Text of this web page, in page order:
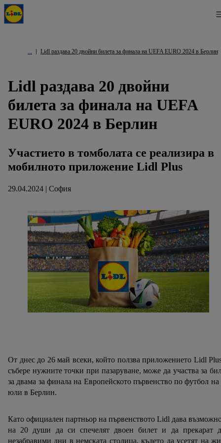
Lidl раздава 20 двойни билета за финала на UEFA EURO 2024 в Берлин
Lidl раздава 20 двойни
билета за финала на UEFA
EURO 2024 в Берлин
Участието в томболата се реализира в
мобилното приложение Lidl Plus
29.04.2024 | София
От днес до 26 май всеки, който ползва приложението Lidl
събере нужните точки при пазаруване, може да участва за
за двама за финала на Европейското първенство по футбол на
юли в Берлин.
Като официален партньор на първенството Lidl дава
на 20 души да си спечелят двоен билет и да прекарат
незабравими дни в немската столица, където да усетят на